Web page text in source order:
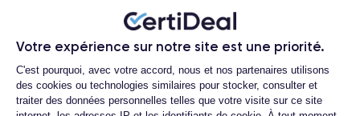
Votre expérience sur notre site est une priorité.
Plateforme de Gestion du
C'est pourquoi, avec votre accord, nous et nos partenaires utilisons
des cookies ou technologies similaires pour stocker, consulter et
traiter des données personnelles telles que votre visite sur ce site
Fréq. processeur
Caméra Principale
48 Mpx
Caméra Frontale
12 Mpx
Est-il possible de payer l’iPhone 14 Pro en
plusieurs fois ?
Que se passe-t-il après avoir passé la
commande ?
Quelle société utilisez-vous pour